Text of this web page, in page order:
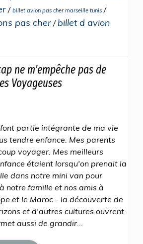
/ billet avion pas cher marseille tunis /
pas cher / billet d avion
ne m'empêche pas de
Voyageuses
partie intégrante de ma vie
tendre enfance. Mes parents
voyager. Mes meilleurs
étaient lorsqu'on prenait la
dans notre mini van pour
notre famille et nos amis à
et le Maroc - la découverte de
et d'autres cultures ouvrent
aussi de grandir...